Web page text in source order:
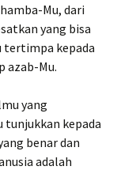
Mu, dari
yang bisa
tertimpa kepada
azab-Mu.
yang
tunjukkan kepada
benar dan
adalah